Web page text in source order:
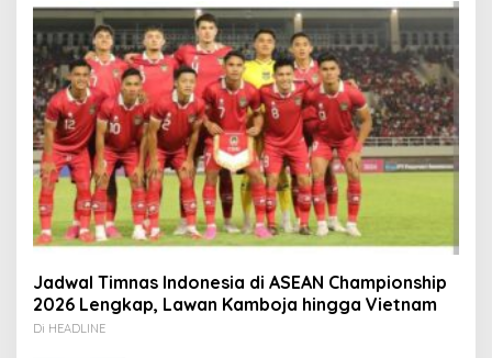
Jadwal Timnas Indonesia di ASEAN Championship
2026 Lengkap, Lawan Kamboja hingga Vietnam
Di HEADLINE